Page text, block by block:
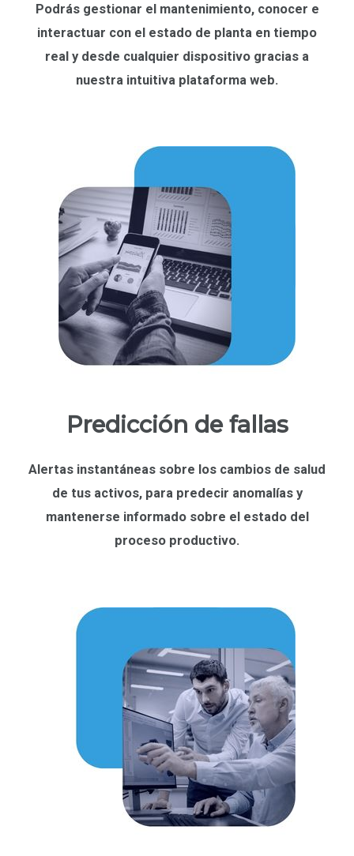
Podrás gestionar el mantenimiento, conocer e
interactuar con el estado de planta en tiempo
real y desde cualquier dispositivo gracias a
nuestra intuitiva plataforma web.
Predicción de fallas
Alertas instantáneas sobre los cambios de salud
de tus activos, para predecir anomalías y
mantenerse informado sobre el estado del
proceso productivo.